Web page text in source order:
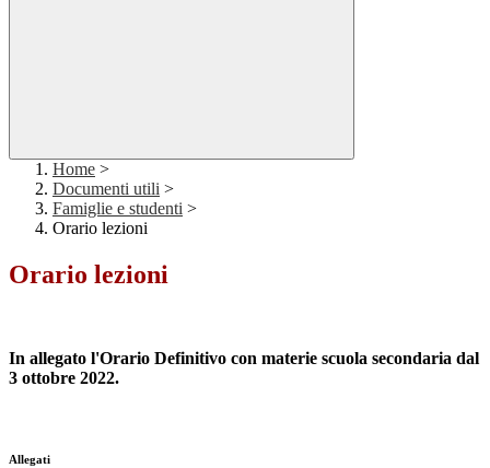
Home >
Documenti utili >
Famiglie e studenti >
Orario lezioni
Orario lezioni
In allegato l'Orario Definitivo con materie scuola secondaria dal
3 ottobre 2022.
Allegati